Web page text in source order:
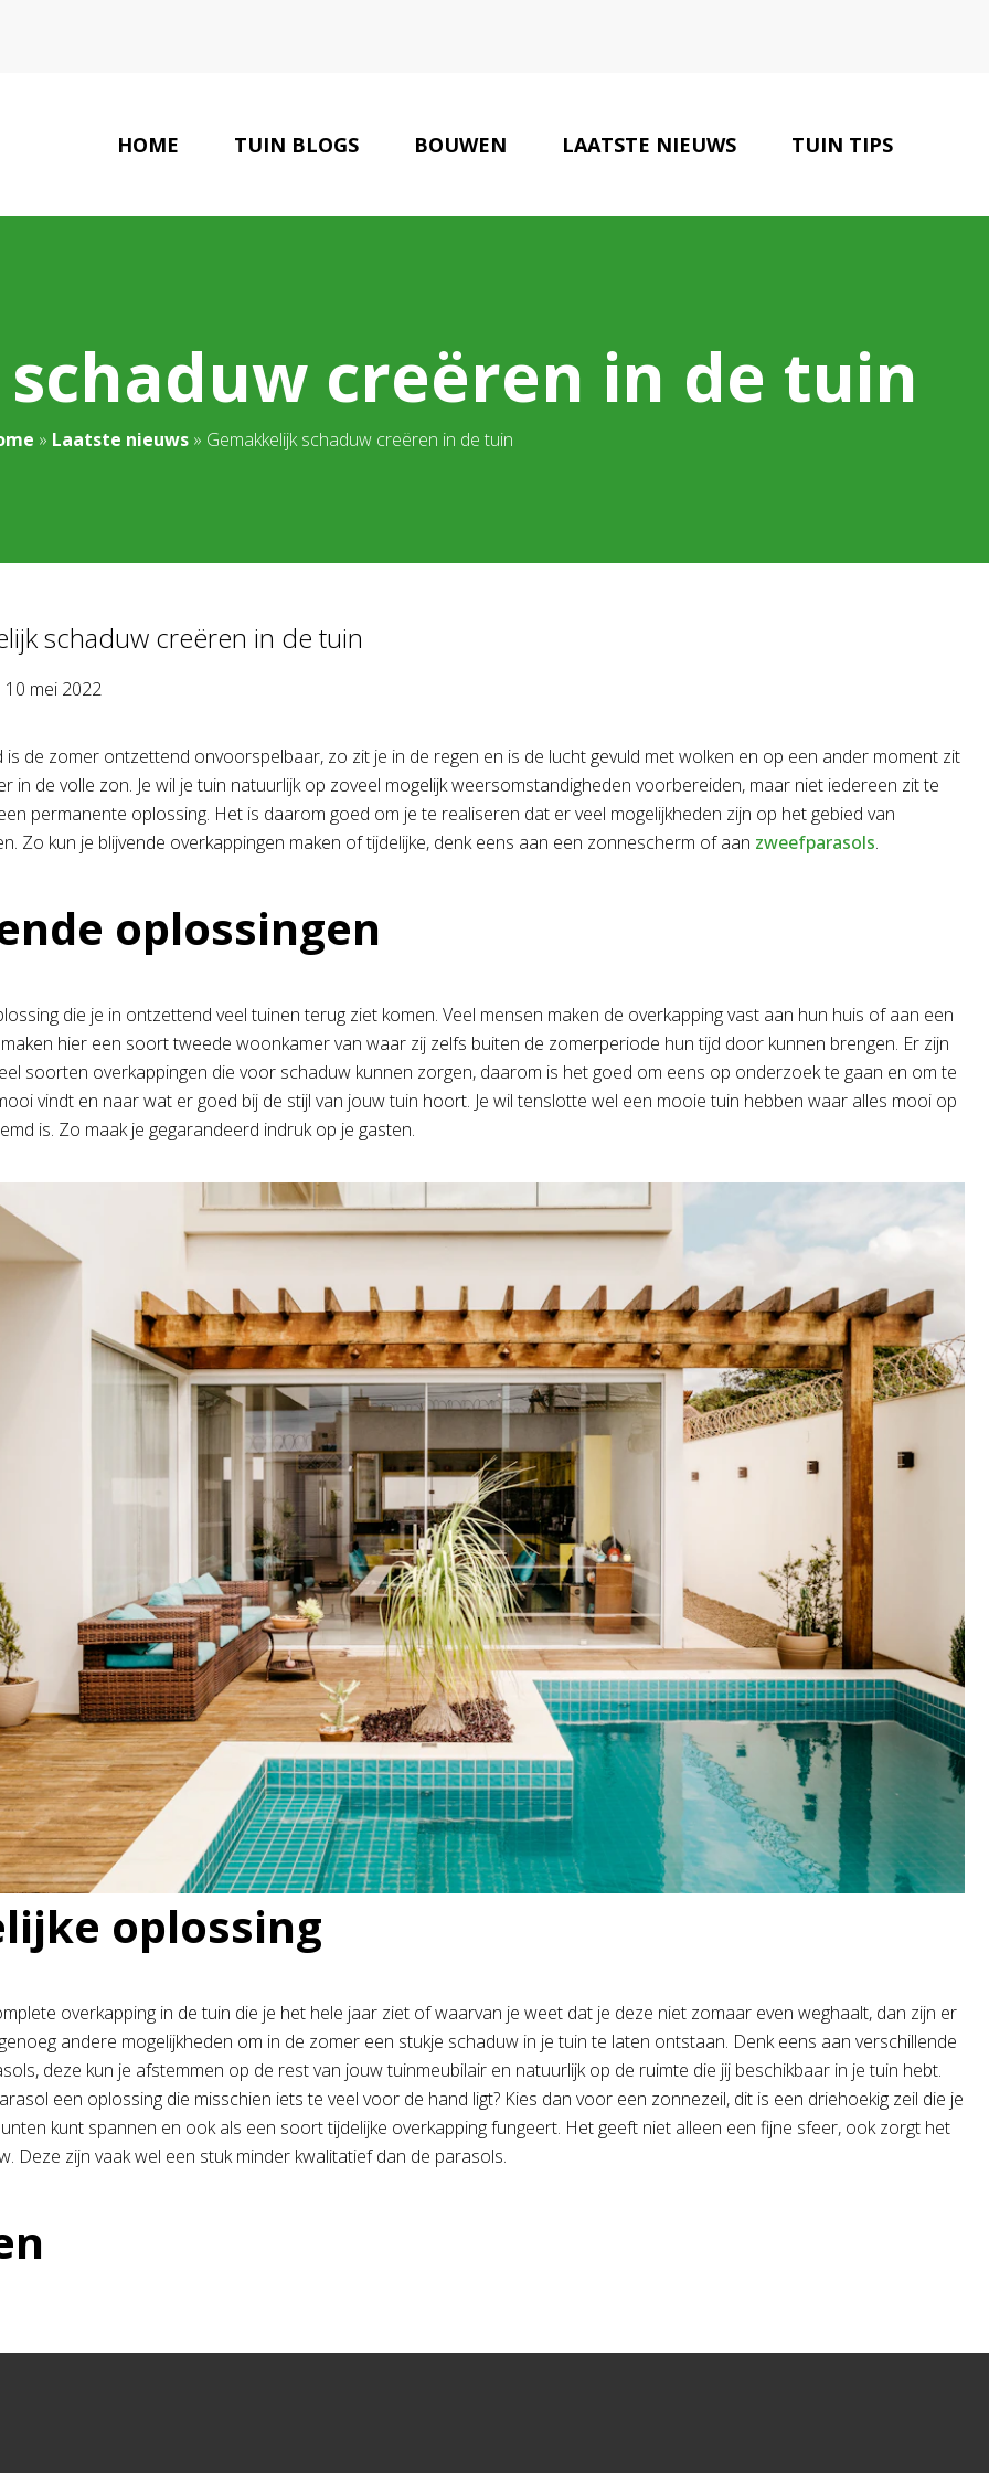
HOME TUIN BLOGS BOUWEN LAATSTE NIEUWS TUIN TIPS
creëren in de tuin
» Laatste nieuws » Gemakkelijk schaduw creëren in de tuin
schaduw creëren in de tuin
10 mei 2022
de zomer ontzettend onvoorspelbaar, zo zit je in de regen en is de lucht gevuld met wolken en op een ander moment zit
in de volle zon. Je wil je tuin natuurlijk op zoveel mogelijk weersomstandigheden voorbereiden, maar niet iedereen zit te
permanente oplossing. Het is daarom goed om je te realiseren dat er veel mogelijkheden zijn op het gebied van
Zo kun je blijvende overkappingen maken of tijdelijke, denk eens aan een zonnescherm of aan zweefparasols.
oplossingen
die je in ontzettend veel tuinen terug ziet komen. Veel mensen maken de overkapping vast aan hun huis of aan een
hier een soort tweede woonkamer van waar zij zelfs buiten de zomerperiode hun tijd door kunnen brengen. Er zijn
soorten overkappingen die voor schaduw kunnen zorgen, daarom is het goed om eens op onderzoek te gaan en om te
vindt en naar wat er goed bij de stijl van jouw tuin hoort. Je wil tenslotte wel een mooie tuin hebben waar alles mooi op
is. Zo maak je gegarandeerd indruk op je gasten.
oplossing
overkapping in de tuin die je het hele jaar ziet of waarvan je weet dat je deze niet zomaar even weghaalt, dan zijn er
andere mogelijkheden om in de zomer een stukje schaduw in je tuin te laten ontstaan. Denk eens aan verschillende
deze kun je afstemmen op de rest van jouw tuinmeubilair en natuurlijk op de ruimte die jij beschikbaar in je tuin hebt.
een oplossing die misschien iets te veel voor de hand ligt? Kies dan voor een zonnezeil, dit is een driehoekig zeil die je
kunt spannen en ook als een soort tijdelijke overkapping fungeert. Het geeft niet alleen een fijne sfeer, ook zorgt het
Deze zijn vaak wel een stuk minder kwalitatief dan de parasols.